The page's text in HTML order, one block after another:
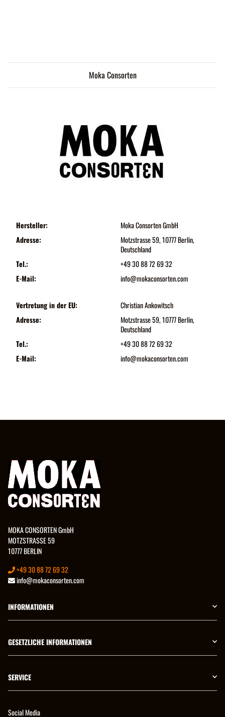
Moka Consorten
Hersteller:
Moka Consorten GmbH
Adresse:
Motzstrasse 59, 10777 Berlin,
Deutschland
Tel.:
+49 30 88 72 69 32
E-Mail:
info@mokaconsorten.com
Vertretung in der EU:
Christian Ankowitsch
Adresse:
Motzstrasse 59, 10777 Berlin,
Deutschland
Tel.:
+49 30 88 72 69 32
E-Mail:
info@mokaconsorten.com
MOKA CONSORTEN GmbH
MOTZSTRASSE 59
10777 BERLIN
+49 30 88 72 69 32
info@mokaconsorten.com
INFORMATIONEN
GESETZLICHE INFORMATIONEN
SERVICE
Social Media